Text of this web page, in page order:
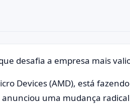
desafia a empresa mais
Devices (AMD), está
uma mudança